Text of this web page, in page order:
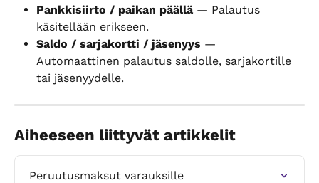
Pankkisiirto / paikan päällä — Palautus
käsitellään erikseen.
Saldo / sarjakortti / jäsenyys —
Automaattinen palautus saldolle, sarjakortille
tai jäsenyydelle.
Aiheeseen liittyvät artikkelit
Peruutusmaksut varauksille